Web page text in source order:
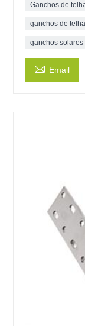
Ganchos de
ganchos de
ganchos solares
 Email